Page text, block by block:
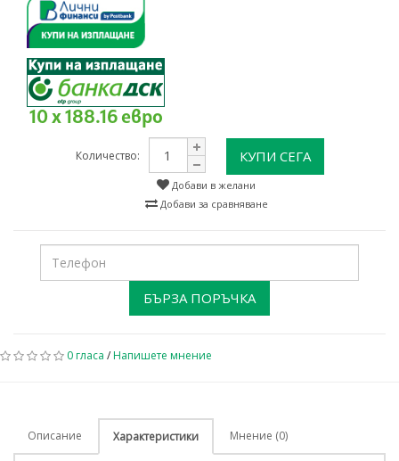
10 x 188.16 евро
Количество: КУПИ СЕГА
Добави в желани
Добави за сравняване
БЪРЗА ПОРЪЧКА
0 гласа /Напишете мнение
Описание Характеристики Мнение (0)